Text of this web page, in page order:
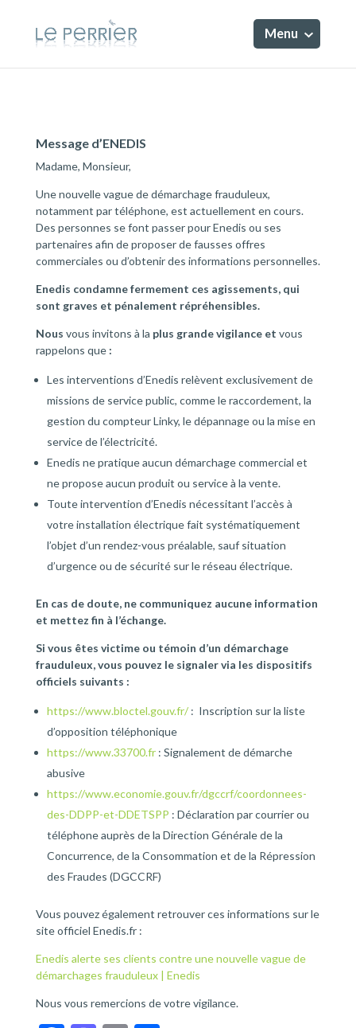
Menu
Message d’ENEDIS
Madame, Monsieur,
Une nouvelle vague de démarchage frauduleux,
notamment par téléphone, est actuellement en cours.
Des personnes se font passer pour Enedis ou ses
partenaires afin de proposer de fausses offres
commerciales ou d’obtenir des informations personnelles.
Enedis condamne fermement ces agissements, qui
sont graves et pénalement répréhensibles.
Nous vous invitons à la plus grande vigilance et vous
rappelons que:
Les interventions d’Enedis relèvent exclusivement de
missions de service public, comme le raccordement, la
gestion du compteur Linky, le dépannage ou la mise en
service de l’électricité.
Enedis ne pratique aucun démarchage commercial et
ne propose aucun produit ou service à la vente.
Toute intervention d’Enedis nécessitant l’accès à
votre installation électrique fait systématiquement
l’objet d’un rendez-vous préalable, sauf situation
d’urgence ou de sécurité sur le réseau électrique.
En cas de doute, ne communiquez aucune information
et mettez fin à l’échange.
Si vous êtes victime ou témoin d’un démarchage
frauduleux, vous pouvez le signaler via les dispositifs
officiels suivants :
https://www.bloctel.gouv.fr/: Inscription sur la liste
d’opposition téléphonique
https://www.33700.fr: Signalement de démarche
abusive
https://www.economie.gouv.fr/dgccrf/coordonnees-
des-DDPP-et-DDETSPP : Déclaration par courrier ou
téléphone auprès de la Direction Générale de la
Concurrence, de la Consommation et de la Répression
des Fraudes (DGCCRF)
Vous pouvez également retrouver ces informations sur le
site officiel Enedis.fr :
Enedis alerte ses clients contre une nouvelle vague de
démarchages frauduleux | Enedis
Nous vous remercions de votre vigilance.